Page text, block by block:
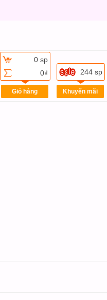
244 sp
Khuyến mãi
0 sp
0₫
Giỏ hàng